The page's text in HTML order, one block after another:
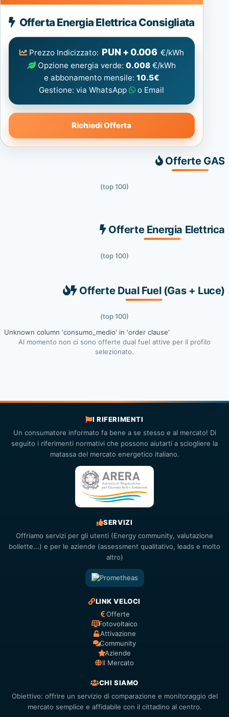
Energia
Elettrica
consigliata
Offerta Energia Elettrica Consigliata
Prezzo Indicizzato: PUN + 0.006 €/kWh
Opzione energia verde:0.008 €/kWh
e abbonamento mensile: 10.5€
Gestione: via WhatsApp
o Email
Richiedi Offerta
Offerte GAS
(top 100)
Offerte Energia Elettrica
(top 100)
Offerte Dual Fuel (Gas + Luce)
(top 100)
Unknown column 'consumo_medio' in 'order clause'
Al momento non ci sono offerte dual fuel attive per il profilo
selezionato.
I RIFERIMENTI
Un consumatore informato fa bene a se stesso e al mercato! Di
seguito i riferimenti normativi che possono aiutarti a sciogliere la
matassa del mercato energetico italiano.
SERVIZI
Offriamo servizi per gli utenti (Energy community, valutazione
bollette...) e per le aziende (assessment qualitativo, leads e molto
altro)
LINK VELOCI
Offerte
Fotovoltaico
Attivazione
Community
Aziende
Il Mercato
CHI SIAMO
Obiettivo: offrire un servizio di comparazione e monitoraggio del
mercato semplice e affidabile con il cittadino al centro.